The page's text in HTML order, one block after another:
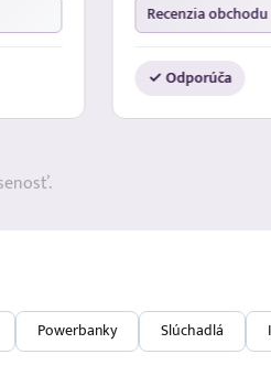
Recenzia obchodu
✓ Odporúča
Powerbanky Slúchadlá